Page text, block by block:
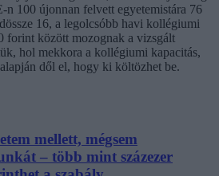
n 100 újonnan felvett egyetemistára 76
16, a legolcsóbb havi kollégiumi
forint között mozognak a vizsgált
hol mekkora a kollégiumi kapacitás,
dől el, hogy ki költözhet be.
mellett, mégsem
– több mint százezer